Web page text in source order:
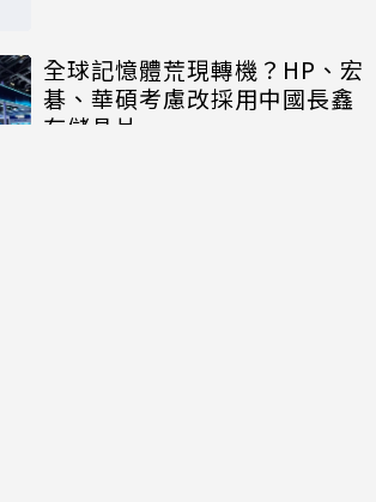
全球記憶體荒現轉機？HP、宏
碁、華碩考慮改採用中國長鑫
存儲晶片